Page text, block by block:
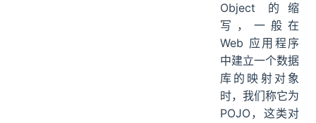
Object 的缩
写，一般在
Web 应用程序
中建立一个数据
库的映射对象
时，我们称它为
POJO，这类对